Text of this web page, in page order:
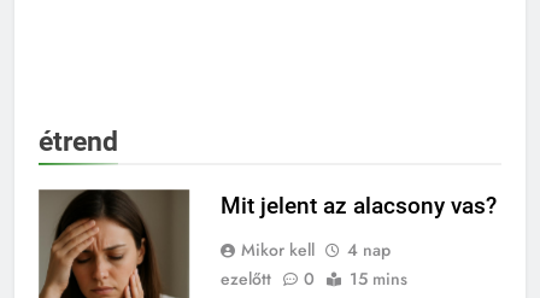
étrend
Mit jelent az alacsony vas?
Mikor kell
4 nap
ezelőtt
0 15 mins